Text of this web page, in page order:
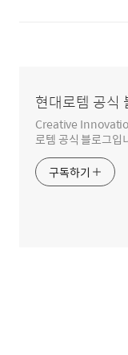
현대로템 공식
Creative
로템 공식 블로그입
구독하기